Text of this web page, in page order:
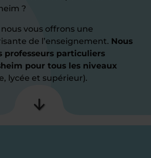
?
vous offrons une
de l’enseignement. Nous
professeurs particuliers
pour tous les niveaux
lycée et supérieur).